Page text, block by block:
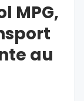
MPG,
au